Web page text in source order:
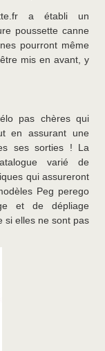
a établi un
poussette canne
pourront même
mis en avant, y
pas chères qui
en assurant une
ses sorties ! La
varié de
qui assureront
Peg perego
et de dépliage
si elles ne sont pas